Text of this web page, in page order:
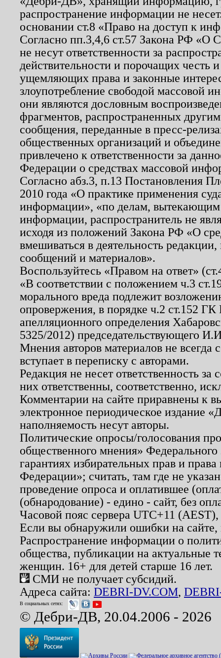
распространение информации не
основании ст.8 «Право на доступ к
Согласно пп.3,4,6 ст.57 Закона РФ «О
не несут ответственности за
действительности и порочащих честь
ущемляющих права и законные
злоупотребление свободой массовой
они являются дословным
фрагментов, распространенных
сообщения, переданные в пресс-
общественных организаций и
привлечено к ответственности за
Федерации о средствах массовой
Согласно абз.3, п.13 Постановления
2010 года «О практике применения
информации», «по делам, вытекающим
информации, распространитель не
исходя из положений Закона РФ «О
вмешиваться в деятельность
сообщений и материалов».
Воспользуйтесь «Правом на ответ»
«В соответствии с положением ч.3
морального вреда подлежит
опровержения, в порядке ч.2 ст.152
апелляционного определения
5325/2012) председательствующего
Мнения авторов материалов не
вступает в переписку с авторами.
Редакция не несет ответственность
них ответственны, соответственно,
Комментарии на сайте приравнены к
электронное периодическое издание
наполняемость несут авторы.
Политические опросы/голосования
общественного мнения»
гарантиях избирательных прав и
Федерации»; считать, там где не
проведение опроса и оплатившее
(обнародование) - едино - сайт, без
Часовой пояс сервера UTC+11
Если вы обнаружили ошибки на
Распространение информации о
общества, публикации на актуальные
женщин. 16+ для детей старше 16 лет.
СМИ не получает субсидий.
Адреса сайта: DEBRI-DV.COM,
В социальных сетях:
© Дебри-ДВ, 20.04.2006 - 2026